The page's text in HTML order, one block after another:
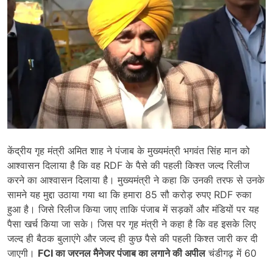
केंद्रीय गृह मंत्री अमित शाह ने पंजाब के मुख्यमंत्री भगवंत सिंह मान को
आश्वासन दिलाया है कि वह RDF के पैसे की पहली किश्त जल्द रिलीज
करने का आश्वासन दिलाया है। मुख्यमंत्री ने कहा कि उनकी तरफ से उनके
सामने यह मुद्दा उठाया गया था कि हमारा 85 सौ करोड़ रुपए RDF रुका
हुआ है। जिसे रिलीज किया जाए ताकि पंजाब में सड़कों और मंडियों पर यह
पैसा खर्च किया जा सके। जिस पर गृह मंत्री ने कहा है कि वह इसके लिए
जल्द ही बैठक बुलाएंगे और जल्द ही कुछ पैसे की पहली किश्त जारी कर दी
जाएगी। FCI का जरनल मैनेजर पंजाब का लगाने की अपीलचंडीगढ़ में 60